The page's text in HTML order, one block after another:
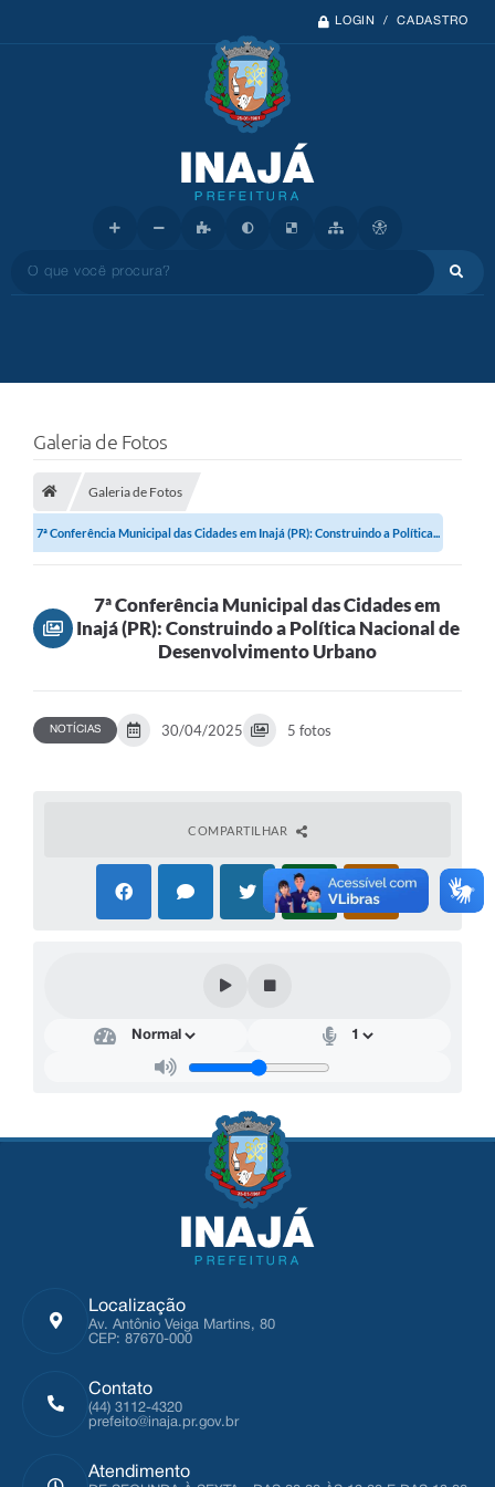
LOGIN / CADASTRO
O que você procura?
Galeria de Fotos
Galeria de Fotos
7ª Conferência Municipal das Cidades em Inajá (PR): Construindo a Política...
7ª Conferência Municipal das Cidades em
Inajá (PR): Construindo a Política Nacional de
Desenvolvimento Urbano
NOTÍCIAS 30/04/2025 5 fotos
COMPARTILHAR
Localização
Av. Antônio Veiga Martins, 80
CEP: 87670-000
Contato
(44) 3112-4320
prefeito@inaja.pr.gov.br
Atendimento